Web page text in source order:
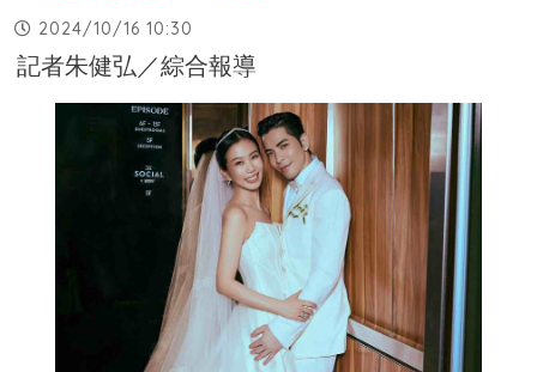
2024/10/16 10:30
記者朱健弘／綜合報導